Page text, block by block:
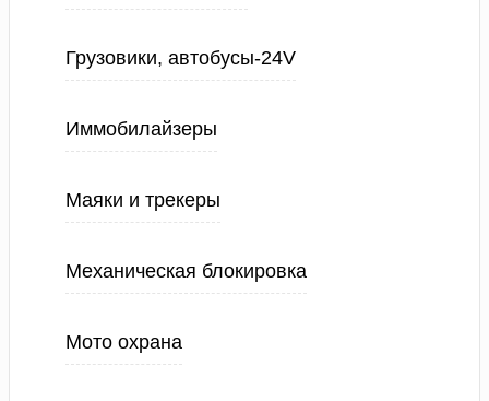
Грузовики, автобусы-24V
Иммобилайзеры
Маяки и трекеры
Механическая блокировка
Мото охрана